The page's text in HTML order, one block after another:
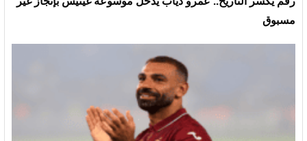
مسبوق